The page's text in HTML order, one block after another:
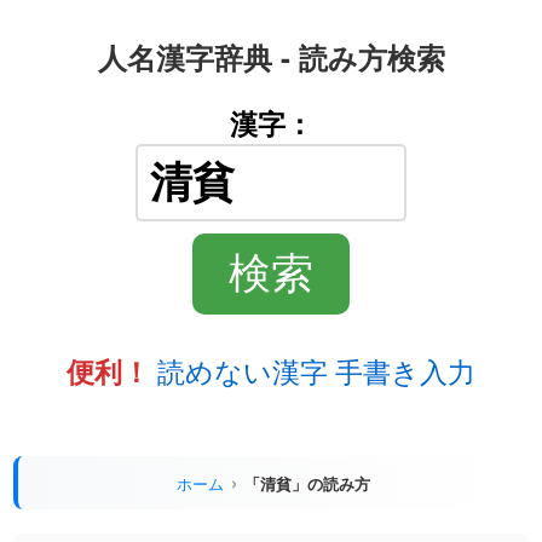
人名漢字辞典 - 読み方検索
漢字：
便利！ 読めない漢字 手書き入力
ホーム 「清貧」の読み方